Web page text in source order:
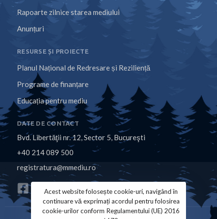
Rapoarte zilnice starea mediului
Anunțuri
RESURSE ȘI PROIECTE
Planul Național de Redresare și Reziliență
Programe de finanțare
Educația pentru mediu
DATE DE CONTACT
Bvd. Libertăţii nr. 12, Sector 5, Bucureşti
+40 214 089 500
registratura@mmediu.ro
Acest website folosește cookie-uri, navigând în
continuare vă exprimați acordul pentru folosirea
cookie-urilor conform Regulamentului (UE) 2016